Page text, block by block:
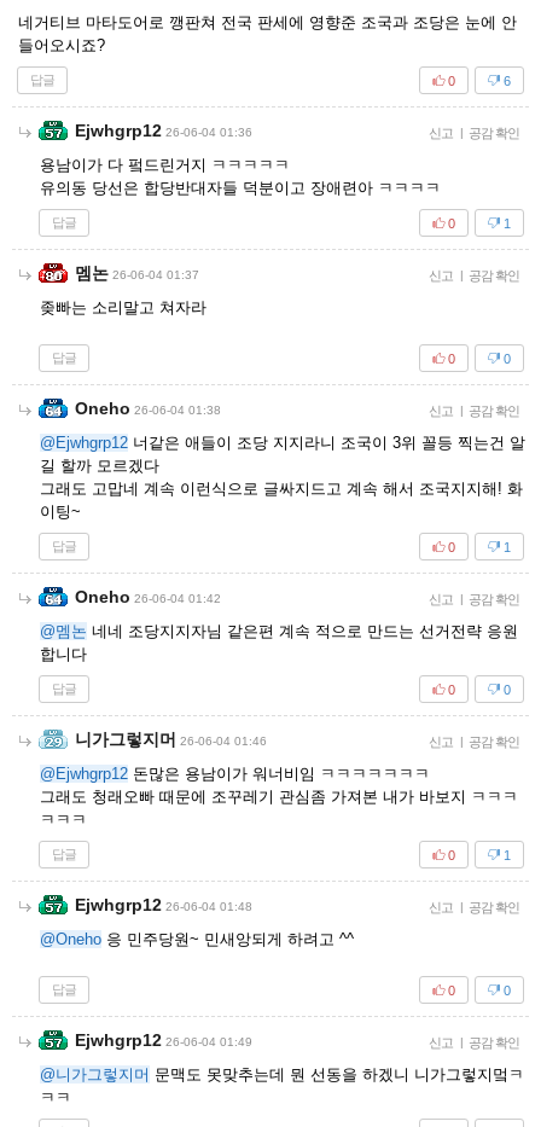
네거티브 마타도어로 깽판쳐 전국 판세에 영향준 조국과 조당은 눈에 안
들어오시죠?
답글 6
0
Ejwhgrp12 26-06-04 01:36 신고 | 공감 확인
용남이가 다 펔드린거지 ㅋㅋㅋㅋㅋ
유의동 당선은 합당반대자들 덕분이고 장애련아 ㅋㅋㅋㅋ
답글 1
0
멤논 26-06-04 01:37 신고 | 공감 확인
좆빠는 소리말고 쳐자라
답글 0
0
Oneho 26-06-04 01:38 신고 | 공감 확인
@Ejwhgrp12 너같은 애들이 조당 지지라니 조국이 3위 꼴등 찍는건 알
길 할까 모르겠다
그래도 고맙네 계속 이런식으로 글싸지드고 계속 해서 조국지지해! 화
이팅~
답글 1
0
Oneho 26-06-04 01:42 신고 | 공감 확인
@멤논 네네 조당지지자님 같은편 계속 적으로 만드는 선거전략 응원
합니다
답글 0
0
니가그렇지머 26-06-04 01:46 신고 | 공감 확인
@Ejwhgrp12 돈많은 용남이가 워너비임 ㅋㅋㅋㅋㅋㅋㅋ
그래도 청래오빠 때문에 조꾸레기 관심좀 가져본 내가 바보지 ㅋㅋㅋ
ㅋㅋㅋ
답글 1
0
Ejwhgrp12 26-06-04 01:48 신고 | 공감 확인
@Oneho 응 민주당원~ 민새앙되게 하려고 ^^
답글 0
0
Ejwhgrp12 26-06-04 01:49 신고 | 공감 확인
@니가그렇지머 문맥도 못맞추는데 뭔 선동을 하겠니 니가그렇지멐ㅋ
ㅋㅋ